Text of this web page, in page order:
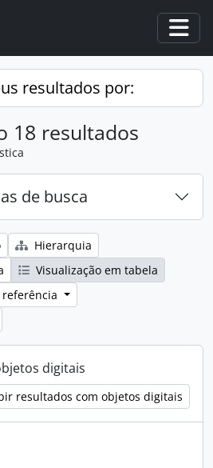
resultados por:
18 resultados
de busca
Hierarquia
Visualização em tabela
digitais
resultados com objetos digitais